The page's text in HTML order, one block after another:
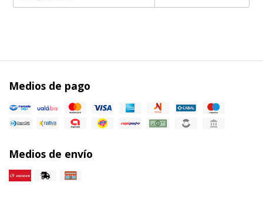
Medios de pago
Medios de envío